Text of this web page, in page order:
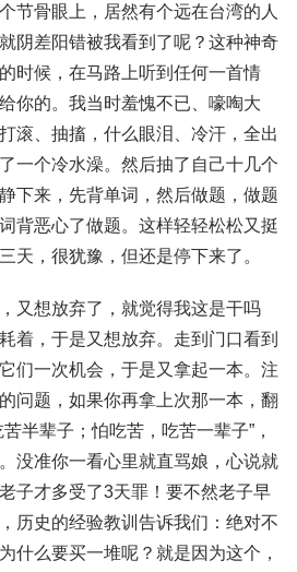
节骨眼上，居然有个远在台湾的人
阴差阳错被我看到了呢？这种神奇
时候，在马路上听到任何一首情
你的。我当时羞愧不已、嚎啕大
滚、抽搐，什么眼泪、冷汗，全出
一个冷水澡。然后抽了自己十几个
下来，先背单词，然后做题，做题
背恶心了做题。这样轻轻松松又挺
天，很犹豫，但还是停下来了。
又想放弃了，就觉得我这是干吗
着，于是又想放弃。走到门口看到
们一次机会，于是又拿起一本。注
问题，如果你再拿上次那一本，翻
半辈子；怕吃苦，吃苦一辈子”，
没准你一看心里就直骂娘，心说就
子才多受了3天罪！要不然老子早
历史的经验教训告诉我们：绝对不
什么要买一堆呢？就是因为这个，